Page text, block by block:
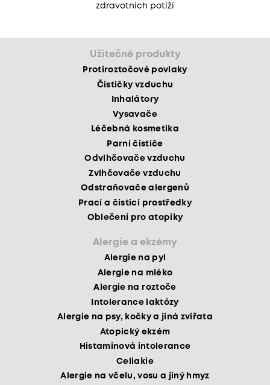
zdravotních potíží
Užitečné produkty
Protiroztočové povlaky
Čističky vzduchu
Inhalátory
Vysavače
Léčebná kosmetika
Parní čističe
Odvlhčovače vzduchu
Zvlhčovače vzduchu
Odstraňovače alergenů
Prací a čisticí prostředky
Oblečení pro atopiky
Alergie a ekzémy
Alergie na pyl
Alergie na mléko
Alergie na roztoče
Intolerance laktózy
Alergie na psy, kočky a jiná zvířata
Atopický ekzém
Histaminová intolerance
Celiakie
Alergie na včelu, vosu a jiný hmyz